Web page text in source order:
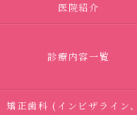
医院紹介
診療内容一覧
矯正歯科 (インビザライン